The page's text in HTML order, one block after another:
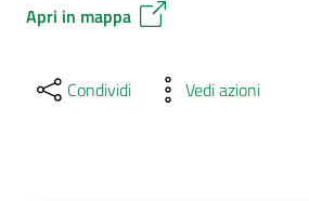
Apri in mappa
Condividi Vedi azioni